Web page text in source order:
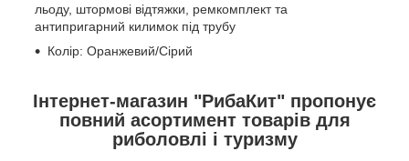
льоду, штормові відтяжки, ремкомплект та
антипригарний килимок під трубу
Колір: Оранжевий/Сірий
Інтернет-магазин "РибаКит" пропонує
повний асортимент товарів для
риболовлі і туризму